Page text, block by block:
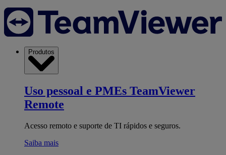
Produtos
Uso pessoal e PMEs TeamViewer
Remote
Acesso remoto e suporte de TI rápidos e seguros.
Saiba mais